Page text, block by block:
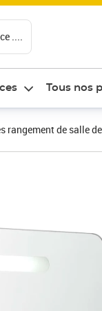
....
Tous nos
rangement de salle